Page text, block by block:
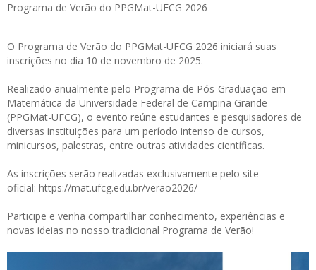
Programa de Verão do PPGMat-UFCG 2026
O Programa de Verão do PPGMat-UFCG 2026 iniciará suas
inscrições no dia 10 de novembro de 2025.
Realizado anualmente pelo Programa de Pós-Graduação em
Matemática da Universidade Federal de Campina Grande
(PPGMat-UFCG), o evento reúne estudantes e pesquisadores de
diversas instituições para um período intenso de cursos,
minicursos, palestras, entre outras atividades científicas.
As inscrições serão realizadas exclusivamente pelo site
oficial: https://mat.ufcg.edu.br/verao2026/
Participe e venha compartilhar conhecimento, experiências e
novas ideias no nosso tradicional Programa de Verão!